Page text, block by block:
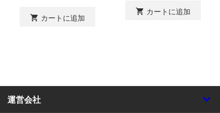
shopping_cart カートに追加
shopping_cart カートに追加
運営会社